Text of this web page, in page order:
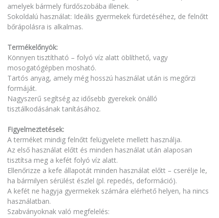
amelyek bármely fürdőszobába illenek.
Sokoldalú használat: Ideális gyermekek fürdetéséhez, de felnőtt
bőrápolásra is alkalmas.
Termékelőnyök:
Könnyen tisztítható – folyó víz alatt öblíthető, vagy
mosogatógépben mosható.
Tartós anyag, amely még hosszú használat után is megőrzi
formáját.
Nagyszerű segítség az idősebb gyerekek önálló
tisztálkodásának tanításához.
Figyelmeztetések:
A terméket mindig felnőtt felügyelete mellett használja.
Az első használat előtt és minden használat után alaposan
tisztítsa meg a kefét folyó víz alatt.
Ellenőrizze a kefe állapotát minden használat előtt – cserélje le,
ha bármilyen sérülést észlel (pl. repedés, deformáció).
A kefét ne hagyja gyermekek számára elérhető helyen, ha nincs
használatban.
Szabványoknak való megfelelés: